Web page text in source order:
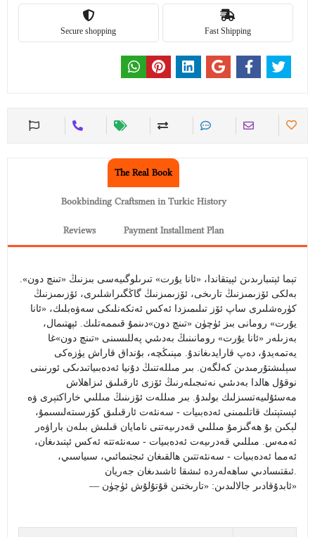
Fast Shipping
Secure shopping
The Real Book
Bookbinding Craftsmen in Turkic History
Payment Installment Plan
Reviews
تېما ئېتىبارىدىن ئېيتقاندا، «ئانا يۇرت» تىرىلوگىيەسى بىزنىڭ «تىنچ دون».
بەلكى ئۆزىمىزنىڭ تارىخى، ئۆزىمىزنىڭ گاڭگىراشلىرى، ئۆزىمىزنىڭ
كۈرەشلىرى ساپ ئۆز تىلىمىزدا ئەكس ئەتكەنلىكى سەۋەبلىك، «ئانا
يۇرت» رومانى بىز ئۈچۈن «تىنچ دون»دىنمۇ قىممەتلىك. ئېھتىمال،
بەزىلەر «ئانا يۇرت» رومانىنىڭ بەدىئىي پەللىسىنى «تىنچ دون»غا
يەتمەيدۇ، دەپ قارايدىغاندۇ. مېنىڭچە، بۇنداق قاراش يۈزەكى
سېلىشتۇرمىدىن كەلگەن. بىر مىللەتنىڭ دۇنيا ئەدەبىياتىدىكى ئورنىنى
نوقۇل ھالدا بەدىئىي نەتىجىلەرنىڭ ئۆزى ئارقىلىق ئىزاھلاش
مەسئۇلىيەتسىزلىك بولىدۇ. بىر مىللەت ئۆزىنىڭ مىللىي خاراكتېرى ۋە
ئېستېتىك قاتلىمىنى ئەدەبىيات - سەنئەت ئارقىلىق كۆرسىتەلىسىمۇ،
لېكىن بۇ ھەگىزمۇ مىللىي قەدرىيەتنى نامايان قىلىش بىلەن باراۋەر
ئەمەس. مىللىي قەدرىيەت ئەدەبىيات - سەنئەتتە ئەكس ئېتىدىغان،
ئەمما ئەدەبىيات - سەنئەتتىن ھالقىغان ئىجتىمائىي، سىياسىي،
ئىقتىسادىي ساھەلەردە ئىشقا ئاشىدىغان جەريان.
‎— ئابدۇقادىر جالالىدىن: «تارىختىن قۇتۇلۇش ئۈچۈن»